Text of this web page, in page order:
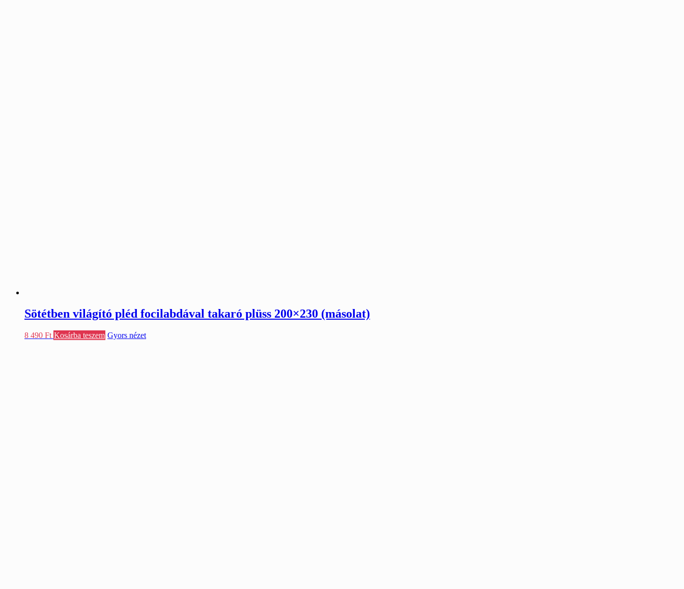
Sötétben világító pléd focilabdával takaró plüss 200×230 (másolat)
8 490 Ft Kosárba teszem Gyors nézet